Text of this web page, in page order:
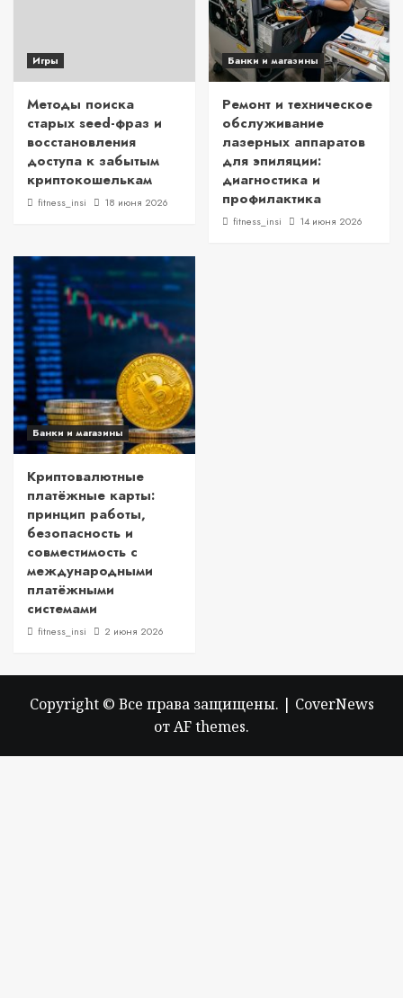
Игры
Методы поиска
старых seed-фраз и
восстановления
доступа к забытым
криптокошелькам
fitness_insi 18 июня 2026
Банки и магазины
Ремонт и техническое
обслуживание
лазерных аппаратов
для эпиляции:
диагностика и
профилактика
fitness_insi 14 июня 2026
Банки и магазины
Криптовалютные
платёжные карты:
принцип работы,
безопасность и
совместимость с
международными
платёжными
системами
fitness_insi 2 июня 2026
Copyright © Все права защищены. | CoverNews
от AF themes.